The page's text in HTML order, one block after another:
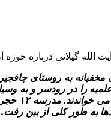
گیلانى درباره حوزه
به روستاى
را در رودسر و به
مرحوم
طور کلى از بین رفت.